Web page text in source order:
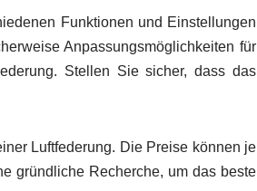
Funktionen und Einstellungen
Anpassungsmöglichkeiten für
Stellen Sie sicher, dass das
Luftfederung. Die Preise können je
gründliche Recherche, um das beste